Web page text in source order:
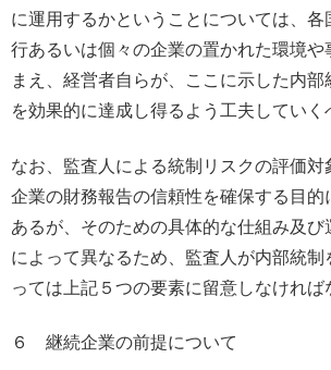
に運用するかということについては、各
行あるいは個々の企業の置かれた環境や
まえ、経営者自らが、ここに示した内部
を効果的に達成し得るよう工夫していく
なお、監査人による統制リスクの評価対
企業の財務報告の信頼性を確保する目的
あるが、そのための具体的な仕組み及び
によって異なるため、監査人が内部統制
っては上記５つの要素に留意しなければ
６ 継続企業の前提について